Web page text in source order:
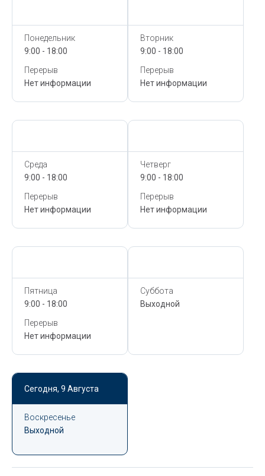
Понедельник
9:00 - 18:00
Перерыв
Нет информации
Вторник
9:00 - 18:00
Перерыв
Нет информации
Среда
9:00 - 18:00
Перерыв
Нет информации
Четверг
9:00 - 18:00
Перерыв
Нет информации
Пятница
9:00 - 18:00
Перерыв
Нет информации
Суббота
Выходной
Сегодня, 9 Августа
Воскресенье
Выходной